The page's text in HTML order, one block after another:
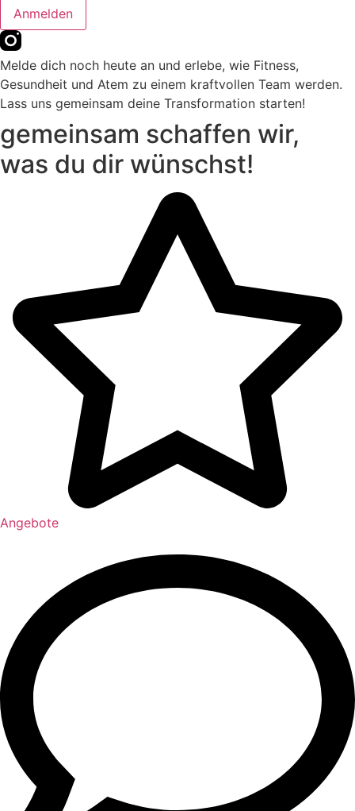
Anmelden
Melde dich noch heute an und erlebe, wie Fitness,
Gesundheit und Atem zu einem kraftvollen Team werden.
Lass uns gemeinsam deine Transformation starten!
gemeinsam schaffen wir,
was du dir wünschst!
Angebote